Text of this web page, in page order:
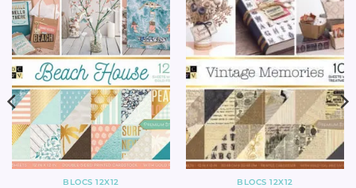
BLOCS 12X12 BLOCS 12X12